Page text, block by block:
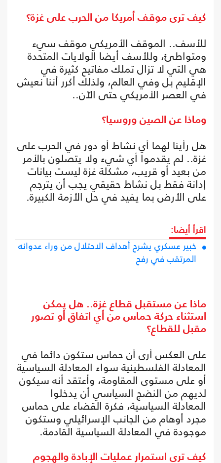
كيف ترى موقف أمريكا من الحرب على غزة؟
للأسف.. الموقف الأمريكي موقف سيء
ومتواطئ، وللأسف أيضا الولايات المتحدة
هي التي لا تزال تملك مفاتيح كثيرة في
الإقليم بل وفي العالم، ولذلك أكرر أننا نعيش
في العصر الأمريكي حتى الآن..
وماذا عن الصين وروسيا؟
هل رأينا لهما أي نشاط أو دور في الحرب على
غزة.. لم يقدموا أي شيء ولا يتصلون بالأمر
من بعيد أو قريب، مشكلة غزة ليست بيانات
إدانة فقط بل نشاط حقيقي يجب أن يترجم
على الأرض بما يفيد في حل الأزمة الكبيرة.
اقرأ أيضا:
خبير عسكري يشرح أهداف الاحتلال من وراء عدوانه
المرتقب في رفح
ماذا عن مستقبل قطاع غزة.. هل يمكن
استثناء حركة حماس من أي اتفاق أو تصور
مقبل للقطاع؟
على العكس أرى أن حماس ستكون دائما في
المعادلة الفلسطينية سواء المعادلة السياسية
أو على مستوى المقاومة، وأعتقد أنه سيكون
لديهم من النضج السياسي أن يدخلوا
المعادلة السياسية، فكرة القضاء على حماس
مجرد أوهام من الجانب الإسرائيلي وستكون
موجودة في المعادلة السياسية القادمة.
كيف ترى استمرار عمليات الإبادة والهجوم